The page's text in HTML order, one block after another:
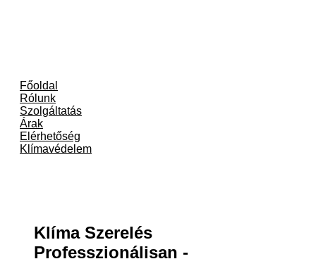
Főoldal
Rólunk
Szolgáltatás
Árak
Elérhetőség
Klímavédelem
Klíma Szerelés
Professzionálisan -